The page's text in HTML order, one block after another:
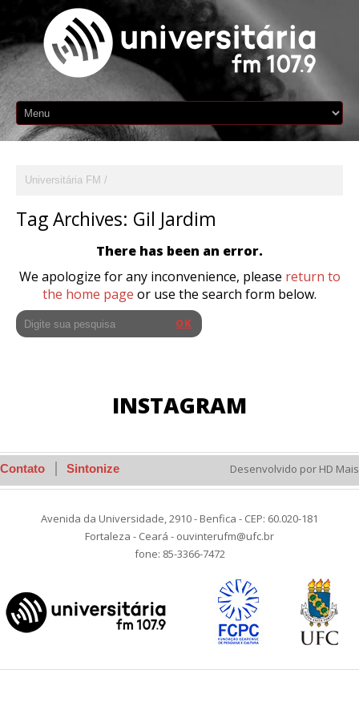
Universitária FM
Tag Archives: Gil Jardim
There has been an error.
We apologize for any inconvenience, please return to
the home page or use the search form below.
INSTAGRAM
Contato Sintonize Desenvolvido por HD Mais
Avenida da Universidade, 2910 - Benfica - CEP: 60.020-181
Fortaleza - Ceará - ouvinterufm@ufc.br
fone: 85-3366-7472